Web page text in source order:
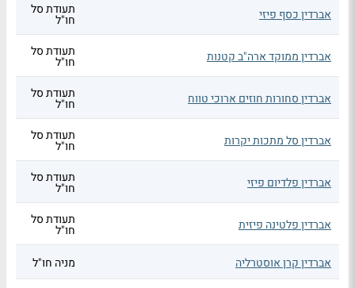
אברדין כסף פיזי תעודת סל
חו"ל
אברדין ממוקד ארה"ב קטנות תעודת סל
חו"ל
אברדין סחורות חוזים ארוכי טווח תעודת סל
חו"ל
אברדין סל מתכות יקרות תעודת סל
חו"ל
אברדין פלדיום פיזי תעודת סל
חו"ל
אברדין פלטינה פיזית תעודת סל
חו"ל
אברדין קרן אוסטרליה
מניה חו"ל